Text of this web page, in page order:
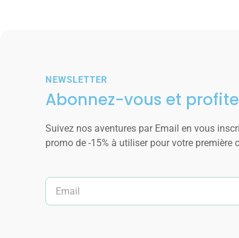
NEWSLETTER
Abonnez-vous et
Suivez nos aventures par Email en vous
promo de -15% à utiliser pour votre première